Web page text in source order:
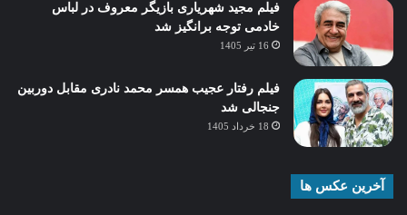
فیلم مجید شهریاری بازیگر معروف در لباس
خادمی توجه برانگیز شد
16 تیر 1405
فیلم رفتار عجیب همسر محمد نادری مقابل دوربین
جنجالی شد
18 خرداد 1405
آخرین عکس ها